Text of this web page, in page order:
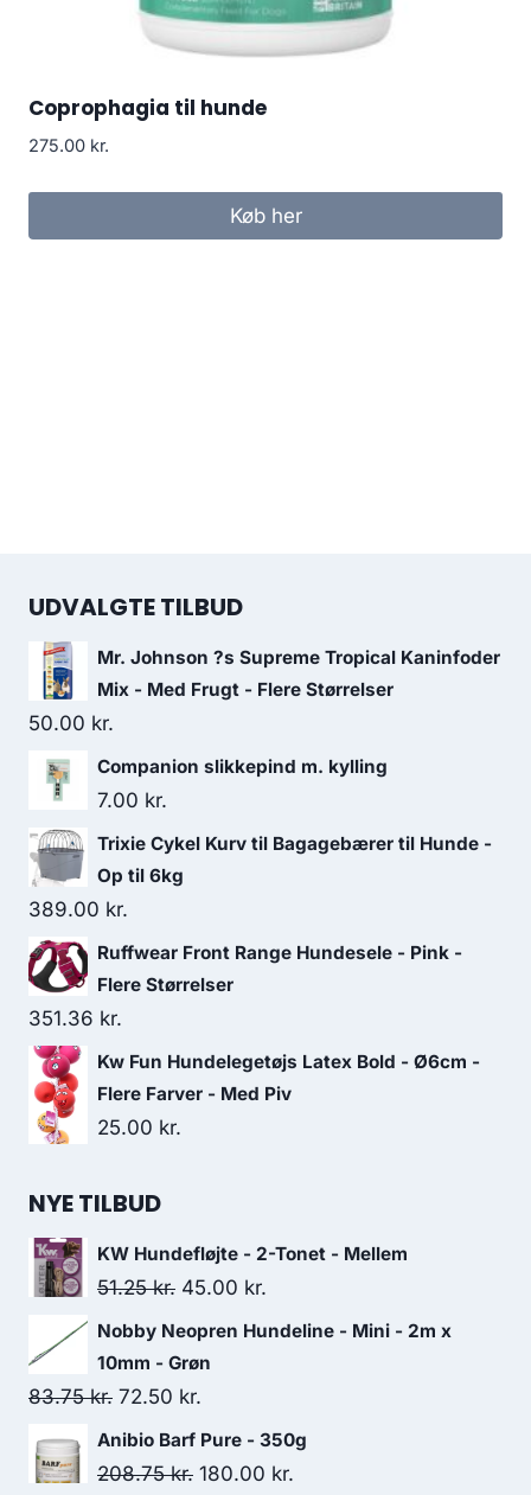
Coprophagia til hunde
275.00 kr.
Køb her
UDVALGTE TILBUD
Mr. Johnson ?s Supreme Tropical Kaninfoder
Mix - Med Frugt - Flere Størrelser
50.00 kr.
Companion slikkepind m. kylling
7.00 kr.
Trixie Cykel Kurv til Bagagebærer til Hunde -
Op til 6kg
389.00 kr.
Ruffwear Front Range Hundesele - Pink -
Flere Størrelser
351.36 kr.
Kw Fun Hundelegetøjs Latex Bold - Ø6cm -
Flere Farver - Med Piv
25.00 kr.
NYE TILBUD
KW Hundefløjte - 2-Tonet - Mellem
51.25kr. Den
oprindelige
pris
var:
51.25 kr..
45.00 kr.
aktuelle
45.00 kr..
Nobby Neopren Hundeline - Mini - 2m x
10mm - Grøn
83.75kr. Den
oprindelige
pris
72.50 kr.
aktuelle
pris
Anibio Barf Pure - 350g
208.75kr. Den
180.00 kr.